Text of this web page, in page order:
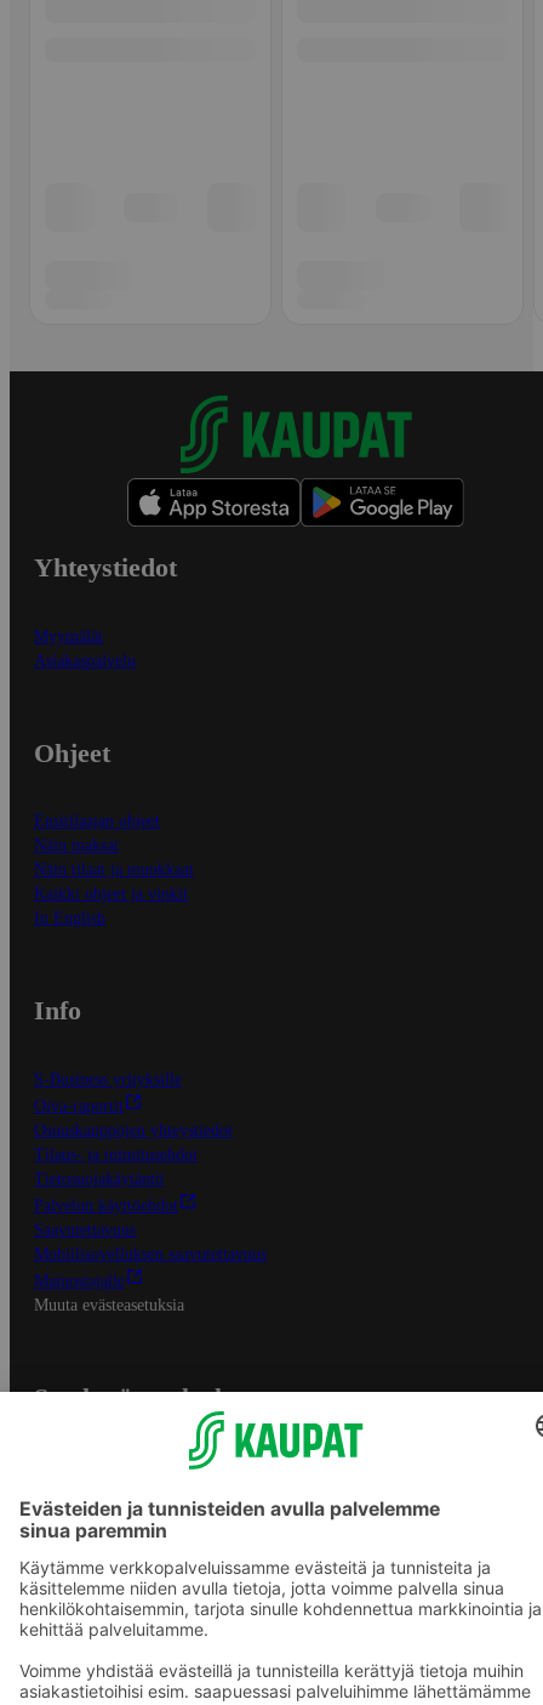
Yhteystiedot
Myymälät
Asiakaspalvelu
Ohjeet
Ensitilaajan ohjeet
Näin maksat
Näin tilaat ja muokkaat
Kaikki ohjeet ja vinkit
In English
Info
S-Business yrityksille
Oiva-raportit
Osuuskauppojen yhteystiedot
Tilaus- ja toimitusehdot
Tietosuojakäytäntö
Palvelun käyttöehdot
Saavutettavuus
Mobiilisovelluksen saavutettavuus
Mainostajalle
Muuta evästeasetuksia
S-ryhmän palvelut
Yhteishyvä Ruoka -sovellus
S-ostoslista -sovellus
Prisma.fi
Sokos.fi
S-Pankki
Sokos Hotels